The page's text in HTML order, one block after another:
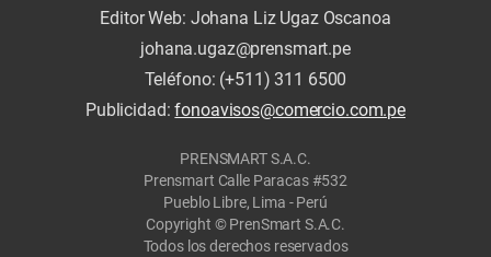
Editor Web: Johana Liz Ugaz Oscanoa
johana.ugaz@prensmart.pe
Teléfono: (+511) 311 6500
Publicidad:fonoavisos@comercio.com.pe
PRENSMART S.A.C.
Prensmart Calle Paracas #532
Pueblo Libre, Lima - Perú
Copyright © PrenSmart S.A.C.
Todos los derechos reservados